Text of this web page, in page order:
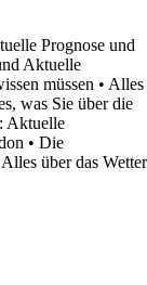
Prognose und
Aktuelle
müssen • Alles
was Sie über die
Aktuelle
• Die
Alles über das Wetter